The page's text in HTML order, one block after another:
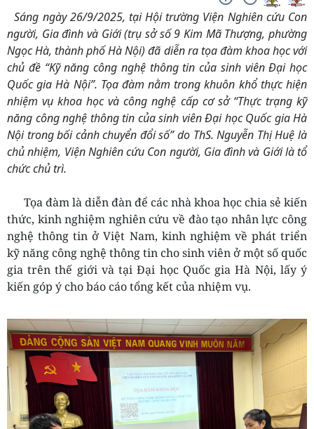
Sáng ngày 26/9/2025, tại Hội trường Viện Nghiên cứu Con
người, Gia đình và Giới (trụ sở số 9 Kim Mã Thượng, phường
Ngọc Hà, thành phố Hà Nội) đã diễn ra tọa đàm khoa học với
chủ đề “Kỹ năng công nghệ thông tin của sinh viên Đại học
Quốc gia Hà Nội”. Tọa đàm nằm trong khuôn khổ thực hiện
nhiệm vụ khoa học và công nghệ cấp cơ sở “Thực trạng kỹ
năng công nghệ thông tin của sinh viên Đại học Quốc gia Hà
Nội trong bối cảnh chuyển đổi số” do ThS. Nguyễn Thị Huệ là
chủ nhiệm, Viện Nghiên cứu Con người, Gia đình và Giới là tổ
chức chủ trì.
Tọa đàm là diễn đàn để các nhà khoa học chia sẻ kiến
thức, kinh nghiệm nghiên cứu về đào tạo nhân lực công
nghệ thông tin ở Việt Nam, kinh nghiệm về phát triển
kỹ năng công nghệ thông tin cho sinh viên ở một số quốc
gia trên thế giới và tại Đại học Quốc gia Hà Nội, lấy ý
kiến góp ý cho báo cáo tổng kết của nhiệm vụ.